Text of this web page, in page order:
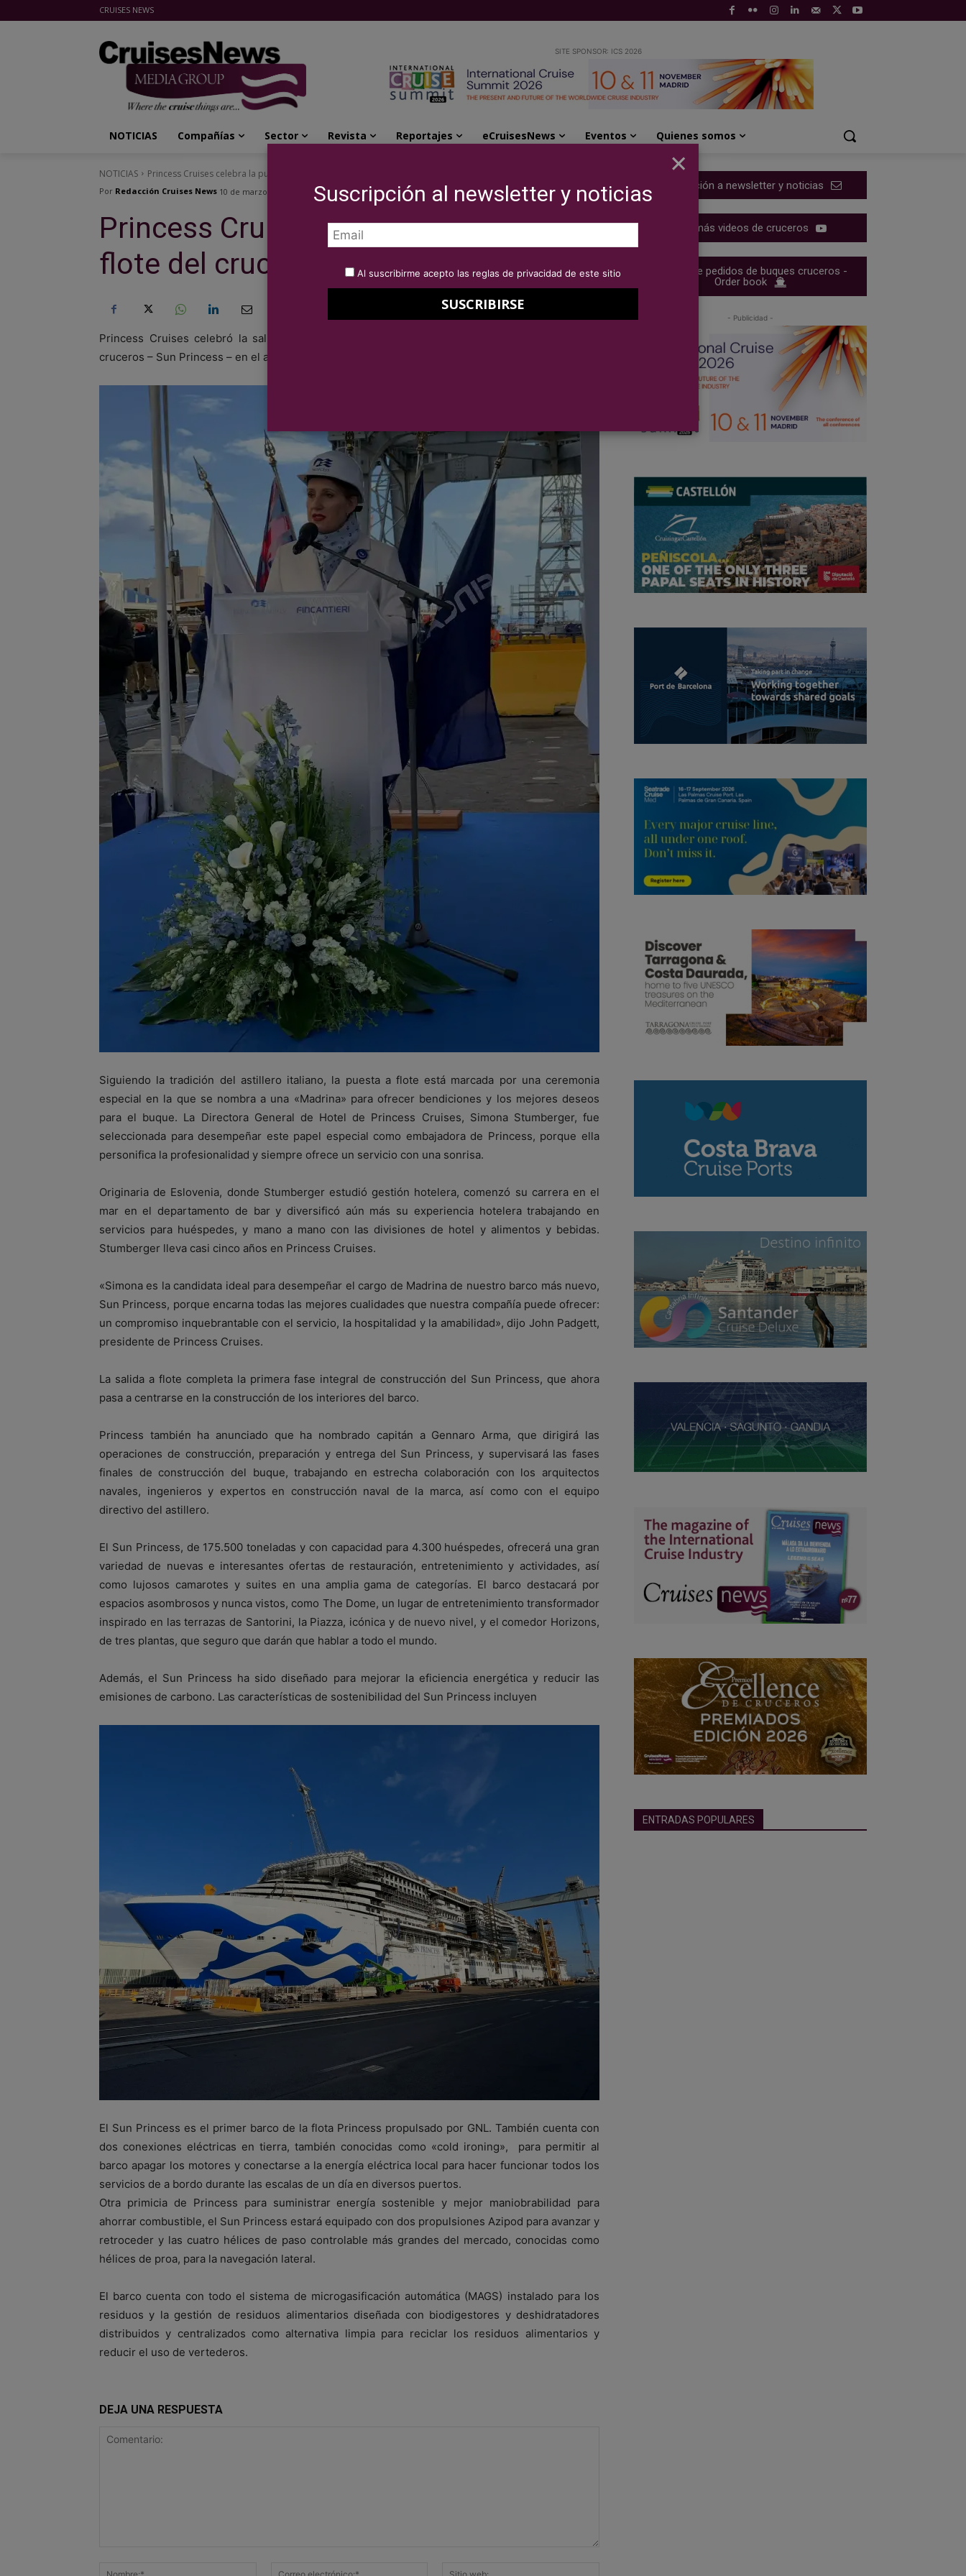
CRUISES NEWS
SITE SPONSOR: ICS 2026
NOTICIAS Compañías Sector Revista Reportajes eCruisesNews Eventos Quienes somos
NOTICIAS Princess Cruises celebra la puesta a flote del crucero Sun Princess
Por Redacción Cruises News 10 de marzo de 2023
Princess Cruises celebra la puesta a
flote del crucero Sun Princess
Princess Cruises celebró la salida a flote del barco de nueva generación de la compañía de
cruceros – Sun Princess – en el astillero Fincantieri de Monfalcone, Italia.
Siguiendo la tradición del astillero italiano, la puesta a flote está marcada por una ceremonia
especial en la que se nombra a una «Madrina» para ofrecer bendiciones y los mejores deseos
para el buque. La Directora General de Hotel de Princess Cruises, Simona Stumberger, fue
seleccionada para desempeñar este papel especial como embajadora de Princess, porque ella
personifica la profesionalidad y siempre ofrece un servicio con una sonrisa.
Originaria de Eslovenia, donde Stumberger estudió gestión hotelera, comenzó su carrera en el
mar en el departamento de bar y diversificó aún más su experiencia hotelera trabajando en
servicios para huéspedes, y mano a mano con las divisiones de hotel y alimentos y bebidas.
Stumberger lleva casi cinco años en Princess Cruises.
«Simona es la candidata ideal para desempeñar el cargo de Madrina de nuestro barco más nuevo,
Sun Princess, porque encarna todas las mejores cualidades que nuestra compañía puede ofrecer:
un compromiso inquebrantable con el servicio, la hospitalidad y la amabilidad», dijo John Padgett,
presidente de Princess Cruises.
La salida a flote completa la primera fase integral de construcción del Sun Princess, que ahora
pasa a centrarse en la construcción de los interiores del barco.
Princess también ha anunciado que ha nombrado capitán a Gennaro Arma, que dirigirá las
operaciones de construcción, preparación y entrega del Sun Princess, y supervisará las fases
finales de construcción del buque, trabajando en estrecha colaboración con los arquitectos
navales, ingenieros y expertos en construcción naval de la marca, así como con el equipo
directivo del astillero.
El Sun Princess, de 175.500 toneladas y con capacidad para 4.300 huéspedes, ofrecerá una gran
variedad de nuevas e interesantes ofertas de restauración, entretenimiento y actividades, así
como lujosos camarotes y suites en una amplia gama de categorías. El barco destacará por
espacios asombrosos y nunca vistos, como The Dome, un lugar de entretenimiento transformador
inspirado en las terrazas de Santorini, la Piazza, icónica y de nuevo nivel, y el comedor Horizons,
de tres plantas, que seguro que darán que hablar a todo el mundo.
Además, el Sun Princess ha sido diseñado para mejorar la eficiencia energética y reducir las
emisiones de carbono. Las características de sostenibilidad del Sun Princess incluyen
El Sun Princess es el primer barco de la flota Princess propulsado por GNL. También cuenta con
dos conexiones eléctricas en tierra, también conocidas como «cold ironing», para permitir al
barco apagar los motores y conectarse a la energía eléctrica local para hacer funcionar todos los
servicios de a bordo durante las escalas de un día en diversos puertos.
Otra primicia de Princess para suministrar energía sostenible y mejor maniobrabilidad para
ahorrar combustible, el Sun Princess estará equipado con dos propulsiones Azipod para avanzar y
retroceder y las cuatro hélices de paso controlable más grandes del mercado, conocidas como
hélices de proa, para la navegación lateral.
El barco cuenta con todo el sistema de microgasificación automática (MAGS) instalado para los
residuos y la gestión de residuos alimentarios diseñada con biodigestores y deshidratadores
distribuidos y centralizados como alternativa limpia para reciclar los residuos alimentarios y
reducir el uso de vertederos.
DEJA UNA RESPUESTA
Nombre:*
Correo
Suscripción a newsletter y noticias
Ver más videos de cruceros
Cartera de pedidos de buques cruceros -
Order book
- Publicidad -
ENTRADAS POPULARES
×
Suscripción al newsletter y noticias
Al suscribirme acepto las reglas de privacidad de este sitio